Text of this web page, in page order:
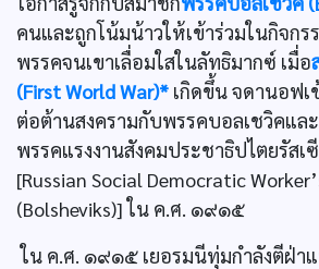
คนและถูกโน้มน้าวให้เข้าร่วมในกิจกร
พรรคจนเขาเลื่อมใสในลัทธิมากซ์ เมื่อ
(First World War)* เกิดขึ้น จดานอฟเ
ต่อต้านสงครามกับพรรคบอลเชวิคแล
พรรคแรงงานสังคมประชาธิปไตยรัสเ
[Russian Social Democratic
(Bolsheviks)] ใน ค.ศ. ๑๙๑๕
ใน ค.ศ. ๑๙๑๕ เยอรมนีทุ่มกำลังตีฝ่า